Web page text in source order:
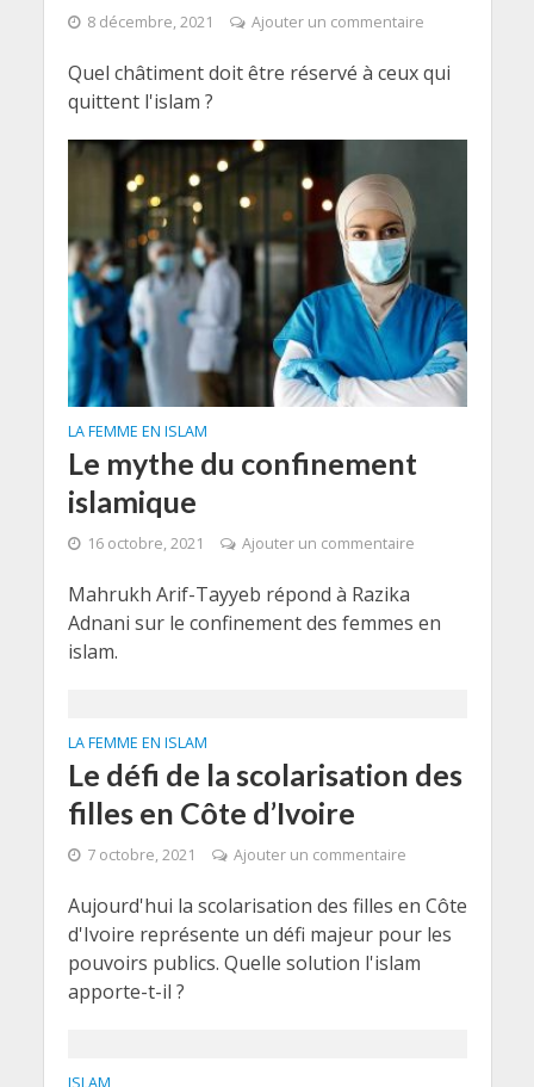
8 décembre, 2021 Ajouter un commentaire
Quel châtiment doit être réservé à ceux qui
quittent l'islam ?
LA FEMME EN ISLAM
Le mythe du confinement
islamique
16 octobre, 2021 Ajouter un commentaire
Mahrukh Arif-Tayyeb répond à Razika
Adnani sur le confinement des femmes en
islam.
LA FEMME EN ISLAM
Le défi de la scolarisation des
filles en Côte d’Ivoire
7 octobre, 2021 Ajouter un commentaire
Aujourd'hui la scolarisation des filles en Côte
d'Ivoire représente un défi majeur pour les
pouvoirs publics. Quelle solution l'islam
apporte-t-il ?
ISLAM